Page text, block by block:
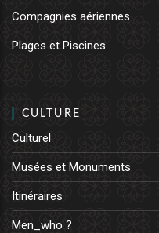
Compagnies aériennes
Plages et Piscines
CULTURE
Culturel
Musées et Monuments
Itinéraires
Men_who ?